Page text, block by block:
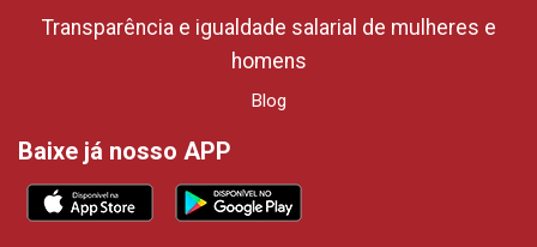
Transparência e igualdade salarial de mulheres e
homens
Blog
Baixe já nosso APP